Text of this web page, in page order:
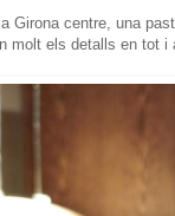
Girona centre, una
molt els detalls en tot i